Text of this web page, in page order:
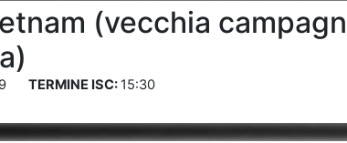
(vecchia
15:30